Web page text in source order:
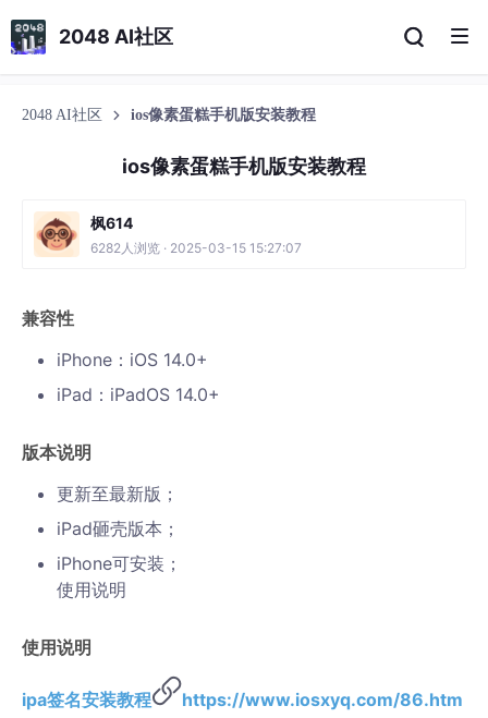
2048 AI社区
2048 AI社区 ios像素蛋糕手机版安装教程
ios像素蛋糕手机版安装教程
枫614
6282人浏览 · 2025-03-15 15:27:07
兼容性
iPhone：iOS 14.0+
iPad：iPadOS 14.0+
版本说明
更新至最新版；
iPad砸壳版本；
iPhone可安装；
使用说明
使用说明
ipa签名安装教程
https://www.iosxyq.com/86.htm